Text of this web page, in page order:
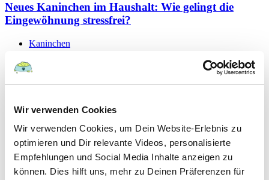
Wir verwenden Cookies
Wir verwenden Cookies, um Dein Website-Erlebnis zu
optimieren und Dir relevante Videos, personalisierte
Empfehlungen und Social Media Inhalte anzeigen zu
können. Dies hilft uns, mehr zu Deinen Präferenzen für
Neues Kaninchen im Haushalt: Wie gelingt die
Eingewöhnung stressfrei?
Kaninchen
19 September 2021
Kaninchen
Katzen
Papageien